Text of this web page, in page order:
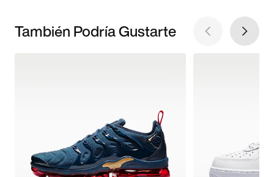
También Podría Gustarte